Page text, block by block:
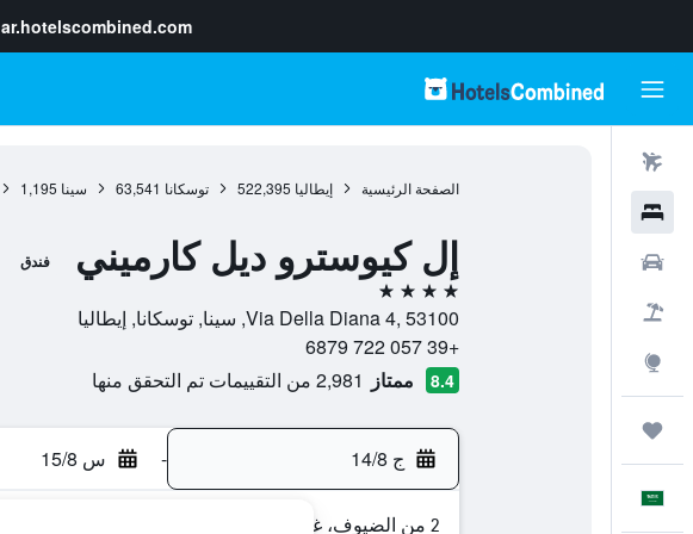
ar.hotelscombined.com
الصفحة الرئيسية إيطاليا 522,395 توسكانا 63,541 سينا 1,195
إل كيوسترو ديل كارميني فندق
4 نجوم
Via Della Diana 4, 53100, سينا, توسكانا, إيطاليا
+39 057 722 6879
8.4 ممتاز 2,981 من التقييمات تم التحقق منها
ج 14/8 - س 15/8
2 من الضيوف، غرفة واحدة